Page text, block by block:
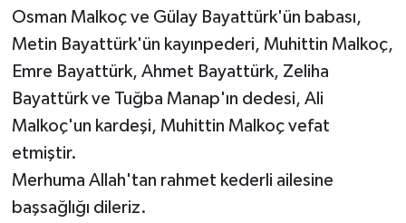
Osman Malkoç ve Gülay Bayattürk'ün babası,
Metin Bayattürk'ün kayınpederi, Muhittin Malkoç,
Emre Bayattürk, Ahmet Bayattürk, Zeliha
Bayattürk ve Tuğba Manap'ın dedesi, Ali
Malkoç'un kardeşi, Muhittin Malkoç vefat
etmiştir.
Merhuma Allah'tan rahmet kederli ailesine
başsağlığı dileriz.